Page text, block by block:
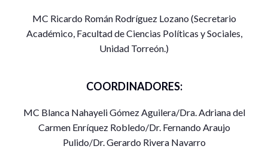
MC Ricardo Román Rodríguez Lozano (Secretario
Académico, Facultad de Ciencias Políticas y Sociales,
Unidad Torreón.)
COORDINADORES:
MC Blanca Nahayeli Gómez Aguilera/Dra. Adriana del
Carmen Enríquez Robledo/Dr. Fernando Araujo
Pulido/Dr. Gerardo Rivera Navarro